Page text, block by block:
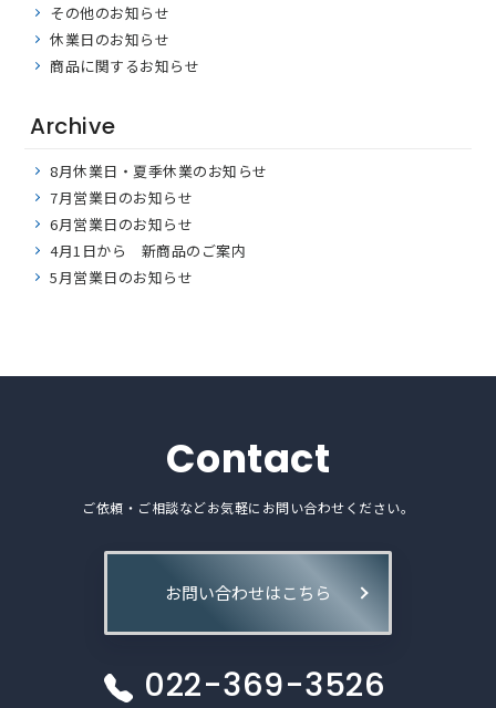
その他のお知らせ
休業日のお知らせ
商品に関するお知らせ
Archive
8月休業日・夏季休業のお知らせ
7月営業日のお知らせ
6月営業日のお知らせ
4月1日から 新商品のご案内
5月営業日のお知らせ
Contact
ご依頼・ご相談などお気軽にお問い合わせください。
お問い合わせはこちら
022-369-3526